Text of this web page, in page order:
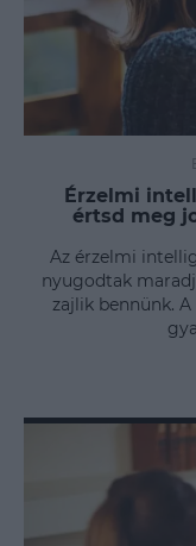
Érzelmi
értsd meg
Az érzelmi
nyugodtak
zajlik bennünk.